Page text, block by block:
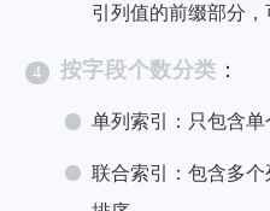
引列值的前缀部分，
按字段个数分类 ：
单列索引：只包含单
联合索引：包含多